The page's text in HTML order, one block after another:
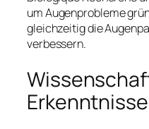
um Augenprobleme
gleichzeitig die
verbessern.